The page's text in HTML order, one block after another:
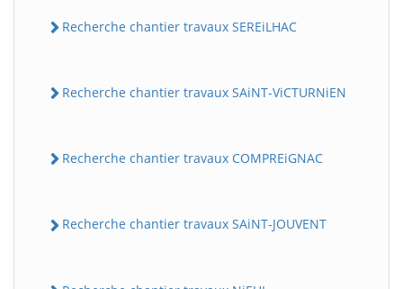
Recherche chantier travaux SEREiLHAC
Recherche chantier travaux SAiNT-ViCTURNiEN
Recherche chantier travaux COMPREiGNAC
Recherche chantier travaux SAiNT-JOUVENT